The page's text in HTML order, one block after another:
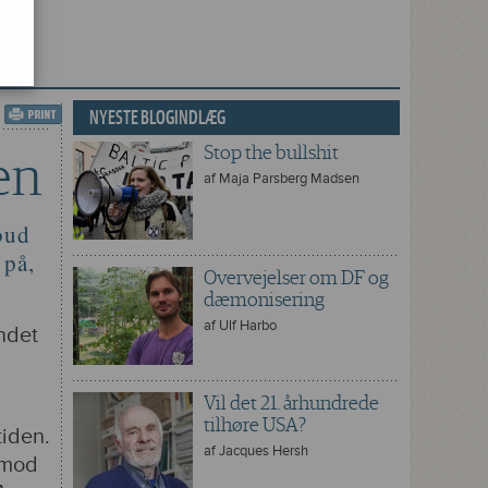
NYESTE BLOGINDLÆG
Stop the bullshit
af Maja Parsberg Madsen
Overvejelser om DF og
dæmonisering
af Ulf Harbo
Vil det 21. århundrede
tilhøre USA?
afJacques Hersh